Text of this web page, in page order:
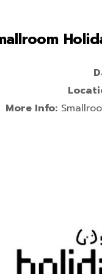
More Info: